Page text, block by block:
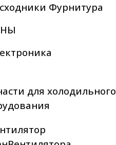
Фурнитура
для холодильного